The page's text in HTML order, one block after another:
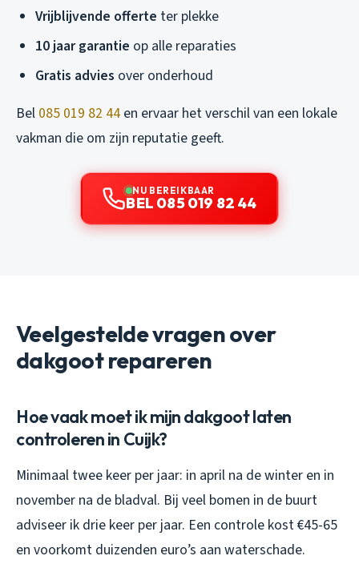
Vrijblijvende offerte ter plekke
10 jaar garantie op alle reparaties
Gratis advies over onderhoud
Bel 085 019 82 44 en ervaar het verschil van een lokale
vakman die om zijn reputatie geeft.
NU BEREIKBAAR
BEL 085 019 82 44
Veelgestelde vragen over
dakgoot repareren
Hoe vaak moet ik mijn dakgoot laten
controleren in Cuijk?
Minimaal twee keer per jaar: in april na de winter en in
november na de bladval. Bij veel bomen in de buurt
adviseer ik drie keer per jaar. Een controle kost €45-65
en voorkomt duizenden euro’s aan waterschade.